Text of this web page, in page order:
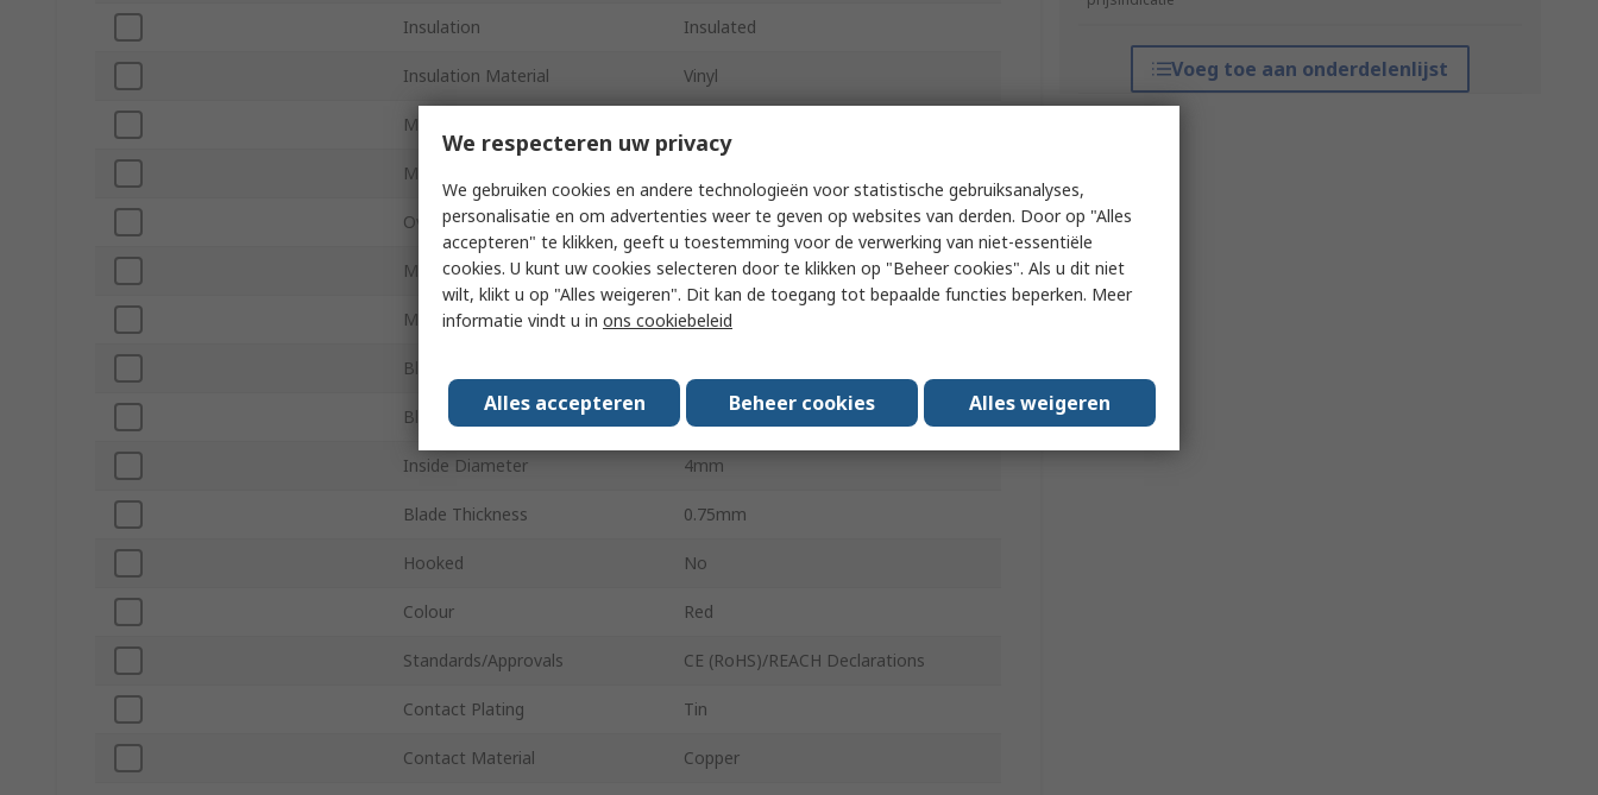
Voeg toe aan onderdelenlijst
Insulation Insulated
Insulation Material Vinyl
Minimum Wire Size mm²
Minimum Wire Size AWG
Overall Length 23.8mm
Maximum Wire Size AWG 16AWG
Maximum Wire Size mm² 1.5mm²
Blade Length
Blade Width 3mm
Inside Diameter 4mm
Blade Thickness 0.75mm
Hooked No
Colour Red
Standards/Approvals CE (RoHS)/REACH Declarations
Contact Plating Tin
Contact Material Copper
We respecteren uw privacy
We gebruiken cookies en andere technologieën voor statistische gebruiksanalyses,
personalisatie en om advertenties weer te geven op websites van derden. Door op "Alles
accepteren" te klikken, geeft u toestemming voor de verwerking van niet-essentiële
cookies. U kunt uw cookies selecteren door te klikken op "Beheer cookies". Als u dit niet
wilt, klikt u op "Alles weigeren". Dit kan de toegang tot bepaalde functies beperken. Meer
informatie vindt u in ons cookiebeleid
Alles accepteren Beheer cookies Alles weigeren